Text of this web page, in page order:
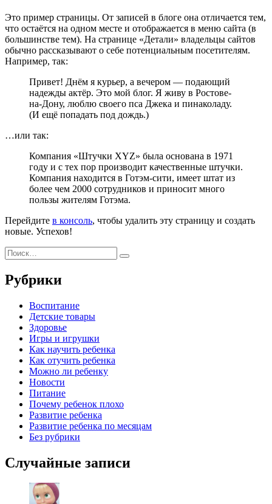
Это пример страницы. От записей в блоге она отличается тем,
что остаётся на одном месте и отображается в меню сайта (в
большинстве тем). На странице «Детали» владельцы сайтов
обычно рассказывают о себе потенциальным посетителям.
Например, так:
Привет! Днём я курьер, а вечером — подающий
надежды актёр. Это мой блог. Я живу в Ростове-
на-Дону, люблю своего пса Джека и пинаколаду.
(И ещё попадать под дождь.)
…или так:
Компания «Штучки XYZ» была основана в 1971
году и с тех пор производит качественные штучки.
Компания находится в Готэм-сити, имеет штат из
более чем 2000 сотрудников и приносит много
пользы жителям Готэма.
Перейдите в консоль, чтобы удалить эту страницу и создать
новые. Успехов!
Искать:
Поиск
Рубрики
Воспитание
Детские товары
Здоровье
Игры и игрушки
Как научить ребенка
Как отучить ребенка
Можно ли ребенку
Новости
Питание
Почему ребенок плохо
Развитие ребенка
Развитие ребенка по месяцам
Без рубрики
Случайные записи